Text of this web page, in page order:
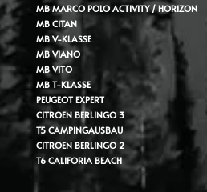
MB MARCO POLO ACTIVITY / HORIZON
MB CITAN
MB V-KLASSE
MB VIANO
MB VITO
MB T-KLASSE
PEUGEOT EXPERT
CITROEN BERLINGO 3
T5 CAMPINGAUSBAU
CITROEN BERLINGO 2
T6 CALIFORIA BEACH